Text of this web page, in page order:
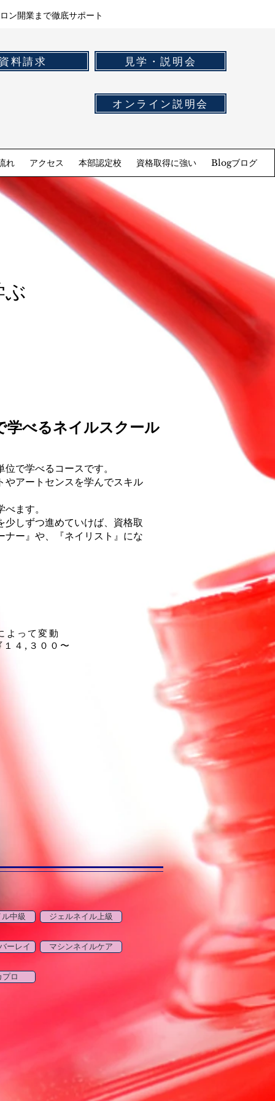
ン開業まで徹底サポート
料請求 見学・説明会
オンライン説明会
れ アクセス 本部認定校 資格取得に強い Blogブログ
学べるネイルスクール
で学べるコースです。
やアートセンスを学んでスキル
ます。
しずつ進めていけば、資格取
ー』や、『ネイリスト』にな
よって変動
４,３００〜
中級 ジェルネイル上級
ーレイ マシンネイルケア
プロ